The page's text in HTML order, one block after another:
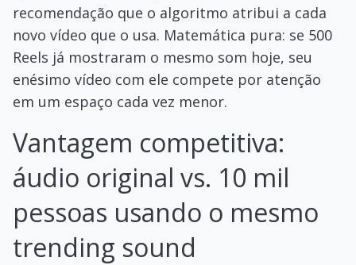
recomendação que o algoritmo atribui a cada
novo vídeo que o usa. Matemática pura: se 500
Reels já mostraram o mesmo som hoje, seu
enésimo vídeo com ele compete por atenção
em um espaço cada vez menor.
Vantagem competitiva:
áudio original vs. 10 mil
pessoas usando o mesmo
trending sound